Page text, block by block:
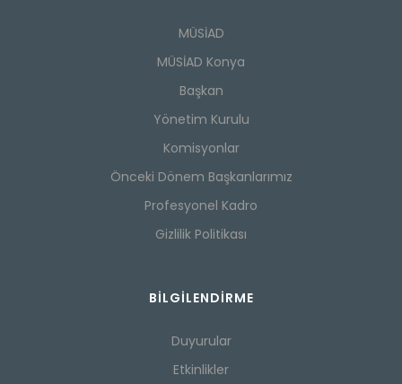
MÜSİAD
MÜSİAD Konya
Başkan
Yönetim Kurulu
Komisyonlar
Önceki Dönem Başkanlarımız
Profesyonel Kadro
Gizlilik Politikası
BILGILENDIRME
Duyurular
Etkinlikler